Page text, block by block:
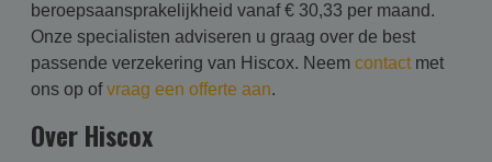
beroepsaansprakelijkheid vanaf € 30,33 per maand.
Onze specialisten adviseren u graag over de best
passende verzekering van Hiscox. Neem contact met
ons op ofvraag een offerte aan.
Over Hiscox